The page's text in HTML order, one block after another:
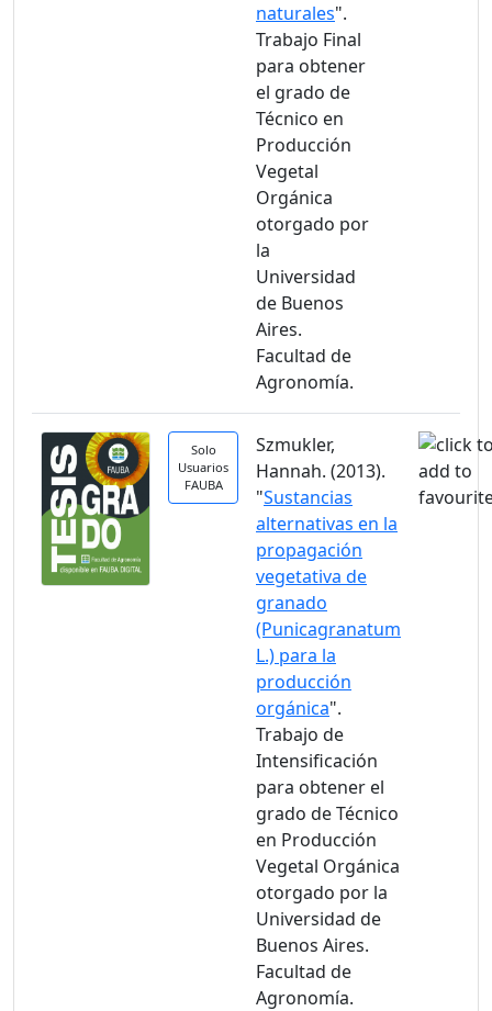
naturales".
Trabajo Final
para obtener
el grado de
Técnico en
Producción
Vegetal
Orgánica
otorgado por
la
Universidad
de Buenos
Aires.
Facultad de
Agronomía.
Solo
Usuarios
FAUBA
Szmukler,
Hannah. (2013).
"Sustancias
alternativas en la
propagación
vegetativa de
granado
(Punicagranatum
L.) para la
producción
orgánica".
Trabajo de
Intensificación
para obtener el
grado de Técnico
en Producción
Vegetal Orgánica
otorgado por la
Universidad de
Buenos Aires.
Facultad de
Agronomía.